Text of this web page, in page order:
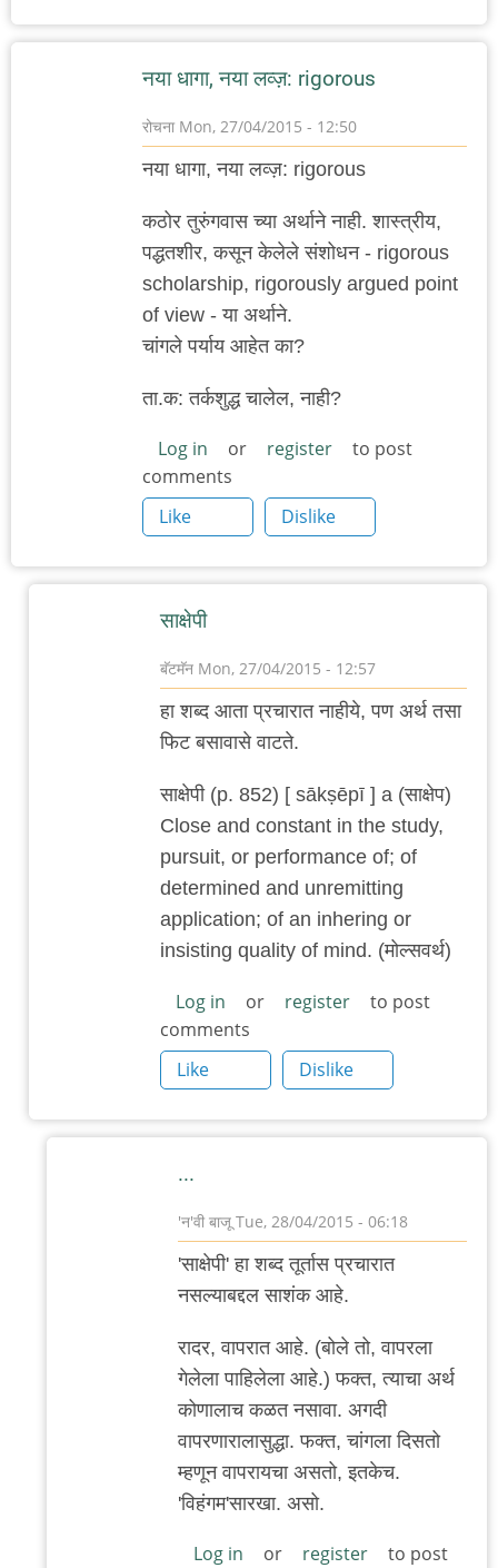
नया धागा, नया लव्ज़: rigorous
रोचना Mon, 27/04/2015 - 12:50
नया धागा, नया लव्ज़: rigorous
कठोर तुरुंगवास च्या अर्थाने नाही. शास्त्रीय,
पद्धतशीर, कसून केलेले संशोधन - rigorous
scholarship, rigorously argued point
of view - या अर्थाने.
चांगले पर्याय आहेत का?
ता.क: तर्कशुद्ध चालेल, नाही?
Log in or register
to post
comments
Like
Dislike
साक्षेपी
बॅटमॅन Mon, 27/04/2015 - 12:57
reply
नया
धागा,
नया
लव्ज़:
rigorous
by
हा शब्द आता प्रचारात नाहीये, पण अर्थ तसा
फिट बसावासे वाटते.
साक्षेपी (p. 852) [ sākṣēpī ] a (साक्षेप)
Close and constant in the study,
pursuit, or performance of; of
determined and unremitting
application; of an inhering or
insisting quality of mind. (मोल्सवर्थ)
Log in or register
to post
comments
Like
Dislike
...
'न'वी बाजू Tue, 28/04/2015 - 06:18
In
साक्षेपी
by
बॅटमॅन
'साक्षेपी' हा शब्द तूर्तास प्रचारात
नसल्याबद्दल साशंक आहे.
रादर, वापरात आहे. (बोले तो, वापरला
गेलेला पाहिलेला आहे.) फक्त, त्याचा अर्थ
कोणालाच कळत नसावा. अगदी
वापरणारालासुद्धा. फक्त, चांगला दिसतो
म्हणून वापरायचा असतो, इतकेच.
'विहंगम'सारखा. असो.
Log in or register
to post